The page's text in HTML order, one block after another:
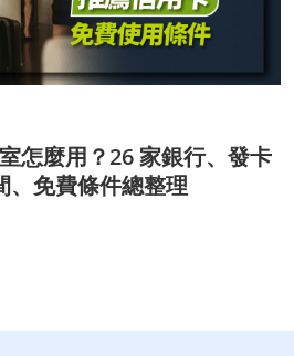
怎麼用？26 家銀行、發卡
、免費條件總整理